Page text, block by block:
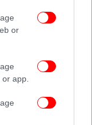
or
app.
χαμηλές τιμές
φθηνή
η
της ΔΥΠΑ,
η πρακτική
έχει το βασικό
του την